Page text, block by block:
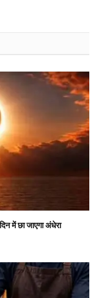
में छा जाएगा अंधेरा